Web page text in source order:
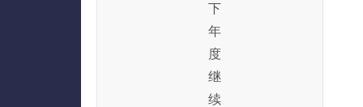
下
年
度
继
续